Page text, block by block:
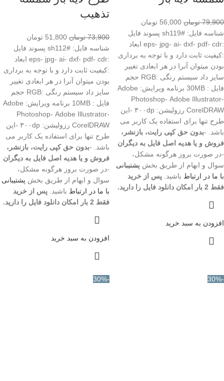
79,900 تومان 56,000 تومان
شناسه فایل: #sh119 پسوند فایل
:eps- jpg- ai- dxf- pdf- cdr ابعاد
:کیفیت ثابت دارد و با توجه به برداری
بودن میتوان آنرا در هر ابعادی تغییر
سایز داد سیستم رنگی :RGB حجم
فایل : 30MB برنامه ویرایش: Adobe
Photoshop- Adobe Illustrator-
CorelDRAW رزولیشن: ۳۰۰dp -این
طرح تنها برای استفاده یک کاربر می
باشد. -بدون حق کپی رایت، بازنشر،
فروش و یا هدیه اصل فایل به دیگران
-در صورت بروز هرگونه مشکل،
سوال و ابهام از طریق بخش پشتیبانی
با ما در ارتباط باشید. پس از خرید
فقط 2 بار امکان دانلود فایل را دارید.
افزودن به سبد خرید
تذهیب
73,900 تومان 51,800 تومان
شناسه فایل: #sh112 پسوند فایل
:eps- jpg- ai- dxf- pdf- cdr ابعاد
:کیفیت ثابت دارد و با توجه به برداری
بودن میتوان آنرا در هر ابعادی تغییر
سایز داد سیستم رنگی :RGB حجم
فایل : 10MB برنامه ویرایش: Adobe
Photoshop- Adobe Illustrator-
CorelDRAW رزولیشن: ۳۰۰dp -این
طرح تنها برای استفاده یک کاربر می
باشد. -بدون حق کپی رایت، بازنشر،
فروش و یا هدیه اصل فایل به دیگران
-در صورت بروز هرگونه مشکل،
سوال و ابهام از طریق بخش پشتیبانی
با ما در ارتباط باشید. پس از خرید
فقط 2 بار امکان دانلود فایل را دارید.
افزودن به سبد خرید
-30%
-30%